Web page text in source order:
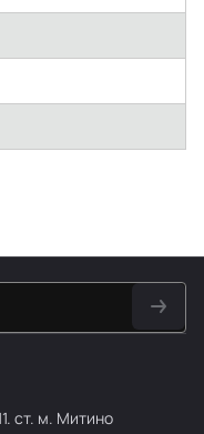
ст. м. Митино